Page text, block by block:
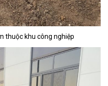
thuộc khu công nghiệp